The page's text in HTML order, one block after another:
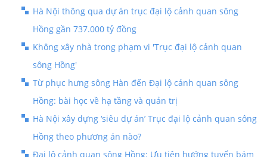
Hà Nội thông qua dự án trục đại lộ cảnh quan sông
Hồng gần 737.000 tỷ đồng
Không xây nhà trong phạm vi 'Trục đại lộ cảnh quan
sông Hồng'
Từ phục hưng sông Hàn đến Đại lộ cảnh quan sông
Hồng: bài học về hạ tầng và quản trị
Hà Nội xây dựng ‘siêu dự án’ Trục đại lộ cảnh quan sông
Hồng theo phương án nào?
Đại lộ cảnh quan sông Hồng: Ưu tiên hướng tuyến bám